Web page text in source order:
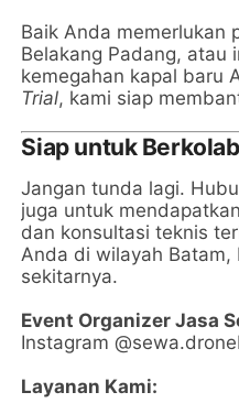
Baik Anda memerlukan
Belakang Padang, atau
kemegahan kapal baru
Trial, kami siap
Siap untuk
Jangan tunda lagi.
juga untuk
dan konsultasi teknis
Anda di wilayah Batam,
sekitarnya.
Event Organizer Jasa
Instagram
Layanan Kami: